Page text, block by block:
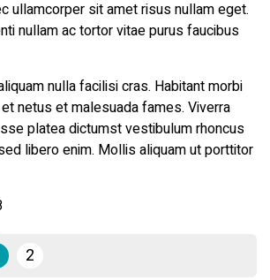
ullamcorper sit amet risus nullam eget.
nullam ac tortor vitae purus faucibus
nulla facilisi cras. Habitant morbi
netus et malesuada fames. Viverra
platea dictumst vestibulum rhoncus
libero enim. Mollis aliquam ut porttitor
2